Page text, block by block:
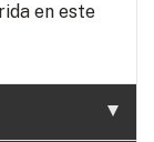
en este